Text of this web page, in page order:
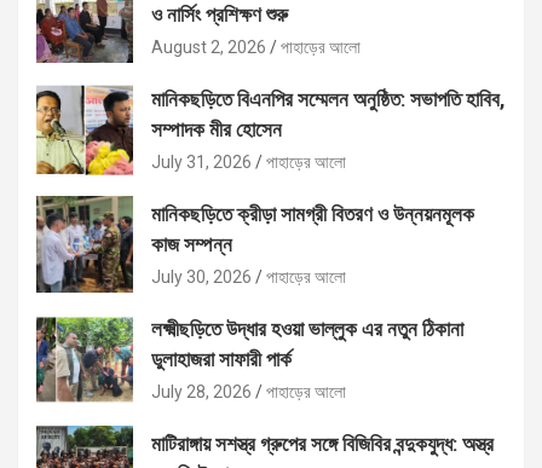
ও নার্সিং প্রশিক্ষণ শুরু
August 2, 2026 পাহাড়ের আলো
মানিকছড়িতে বিএনপির সম্মেলন অনুষ্ঠিত: সভাপতি হাবিব,
সম্পাদক মীর হোসেন
July 31, 2026 পাহাড়ের আলো
মানিকছড়িতে ক্রীড়া সামগ্রী বিতরণ ও উন্নয়নমূলক
কাজ সম্পন্ন
July 30, 2026 পাহাড়ের আলো
লক্ষ্মীছড়িতে উদ্ধার হওয়া ভাল্লুক এর নতুন ঠিকানা
ডুলাহাজরা সাফারী পার্ক
July 28, 2026 পাহাড়ের আলো
মাটিরাঙ্গায় সশস্ত্র গ্রুপের সঙ্গে বিজিবির বন্দুকযুদ্ধ: অস্ত্র